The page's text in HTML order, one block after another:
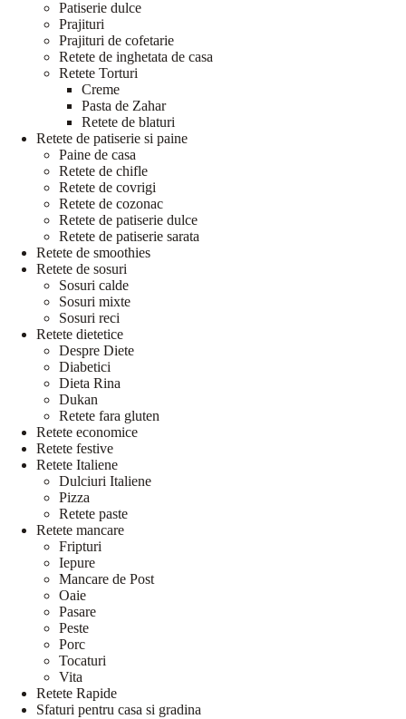
Patiserie dulce
Prajituri
Prajituri de cofetarie
Retete de inghetata de casa
Retete Torturi
Creme
Pasta de Zahar
Retete de blaturi
Retete de patiserie si paine
Paine de casa
Retete de chifle
Retete de covrigi
Retete de cozonac
Retete de patiserie dulce
Retete de patiserie sarata
Retete de smoothies
Retete de sosuri
Sosuri calde
Sosuri mixte
Sosuri reci
Retete dietetice
Despre Diete
Diabetici
Dieta Rina
Dukan
Retete fara gluten
Retete economice
Retete festive
Retete Italiene
Dulciuri Italiene
Pizza
Retete paste
Retete mancare
Fripturi
Iepure
Mancare de Post
Oaie
Pasare
Peste
Porc
Tocaturi
Vita
Retete Rapide
Sfaturi pentru casa si gradina